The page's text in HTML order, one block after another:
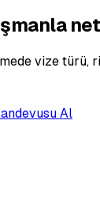
vize türü,
Al